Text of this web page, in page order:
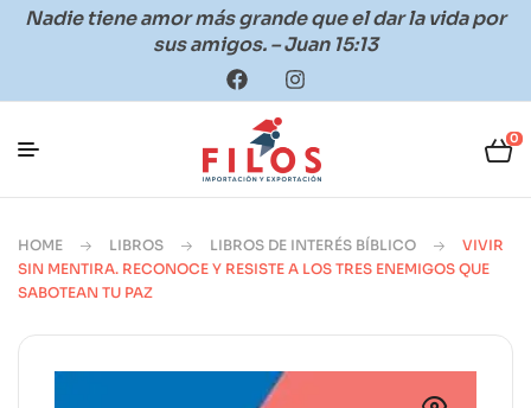
Nadie tiene amor más grande que el dar la vida por
sus amigos. – Juan 15:13
0
HOME LIBROS LIBROS DE INTERÉS BÍBLICO
VIVIR
SIN MENTIRA. RECONOCE Y RESISTE A LOS TRES ENEMIGOS QUE
SABOTEAN TU PAZ